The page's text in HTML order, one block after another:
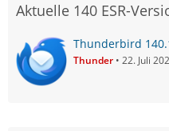
Aktuelle 140 ESR-
Thunderbird
Thunder 22. Juli